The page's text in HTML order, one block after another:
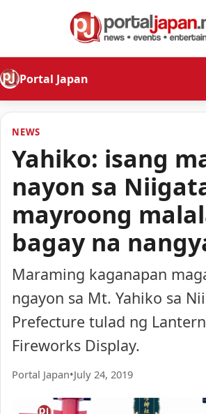
Portal Japan
NEWS
Yahiko: isang
nayon sa
mayroong
bagay na
Maraming kaganapan
ngayon sa Mt. Yahiko sa
Prefecture tulad ng
Fireworks Display.
Portal Japan•July 24, 2019